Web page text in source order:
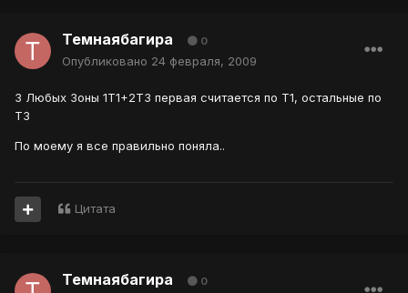
Темнаябагира 0
Опубликовано 24 февраля, 2009
3 Любых Зоны 1Т1+2Т3 первая считается по Т1, остальные по
Т3
По моему я все правильно поняла..
Цитата
Темнаябагира 0